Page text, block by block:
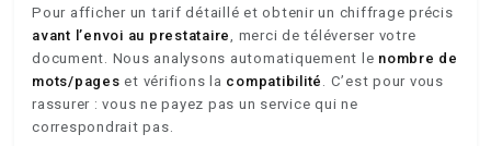
Pour afficher un tarif détaillé et obtenir un chiffrage précis
avant l’envoi au prestataire, merci de téléverser votre
document. Nous analysons automatiquement le nombre de
mots/pages et vérifions la compatibilité . C’est pour vous
rassurer : vous ne payez pas un service qui ne
correspondrait pas.